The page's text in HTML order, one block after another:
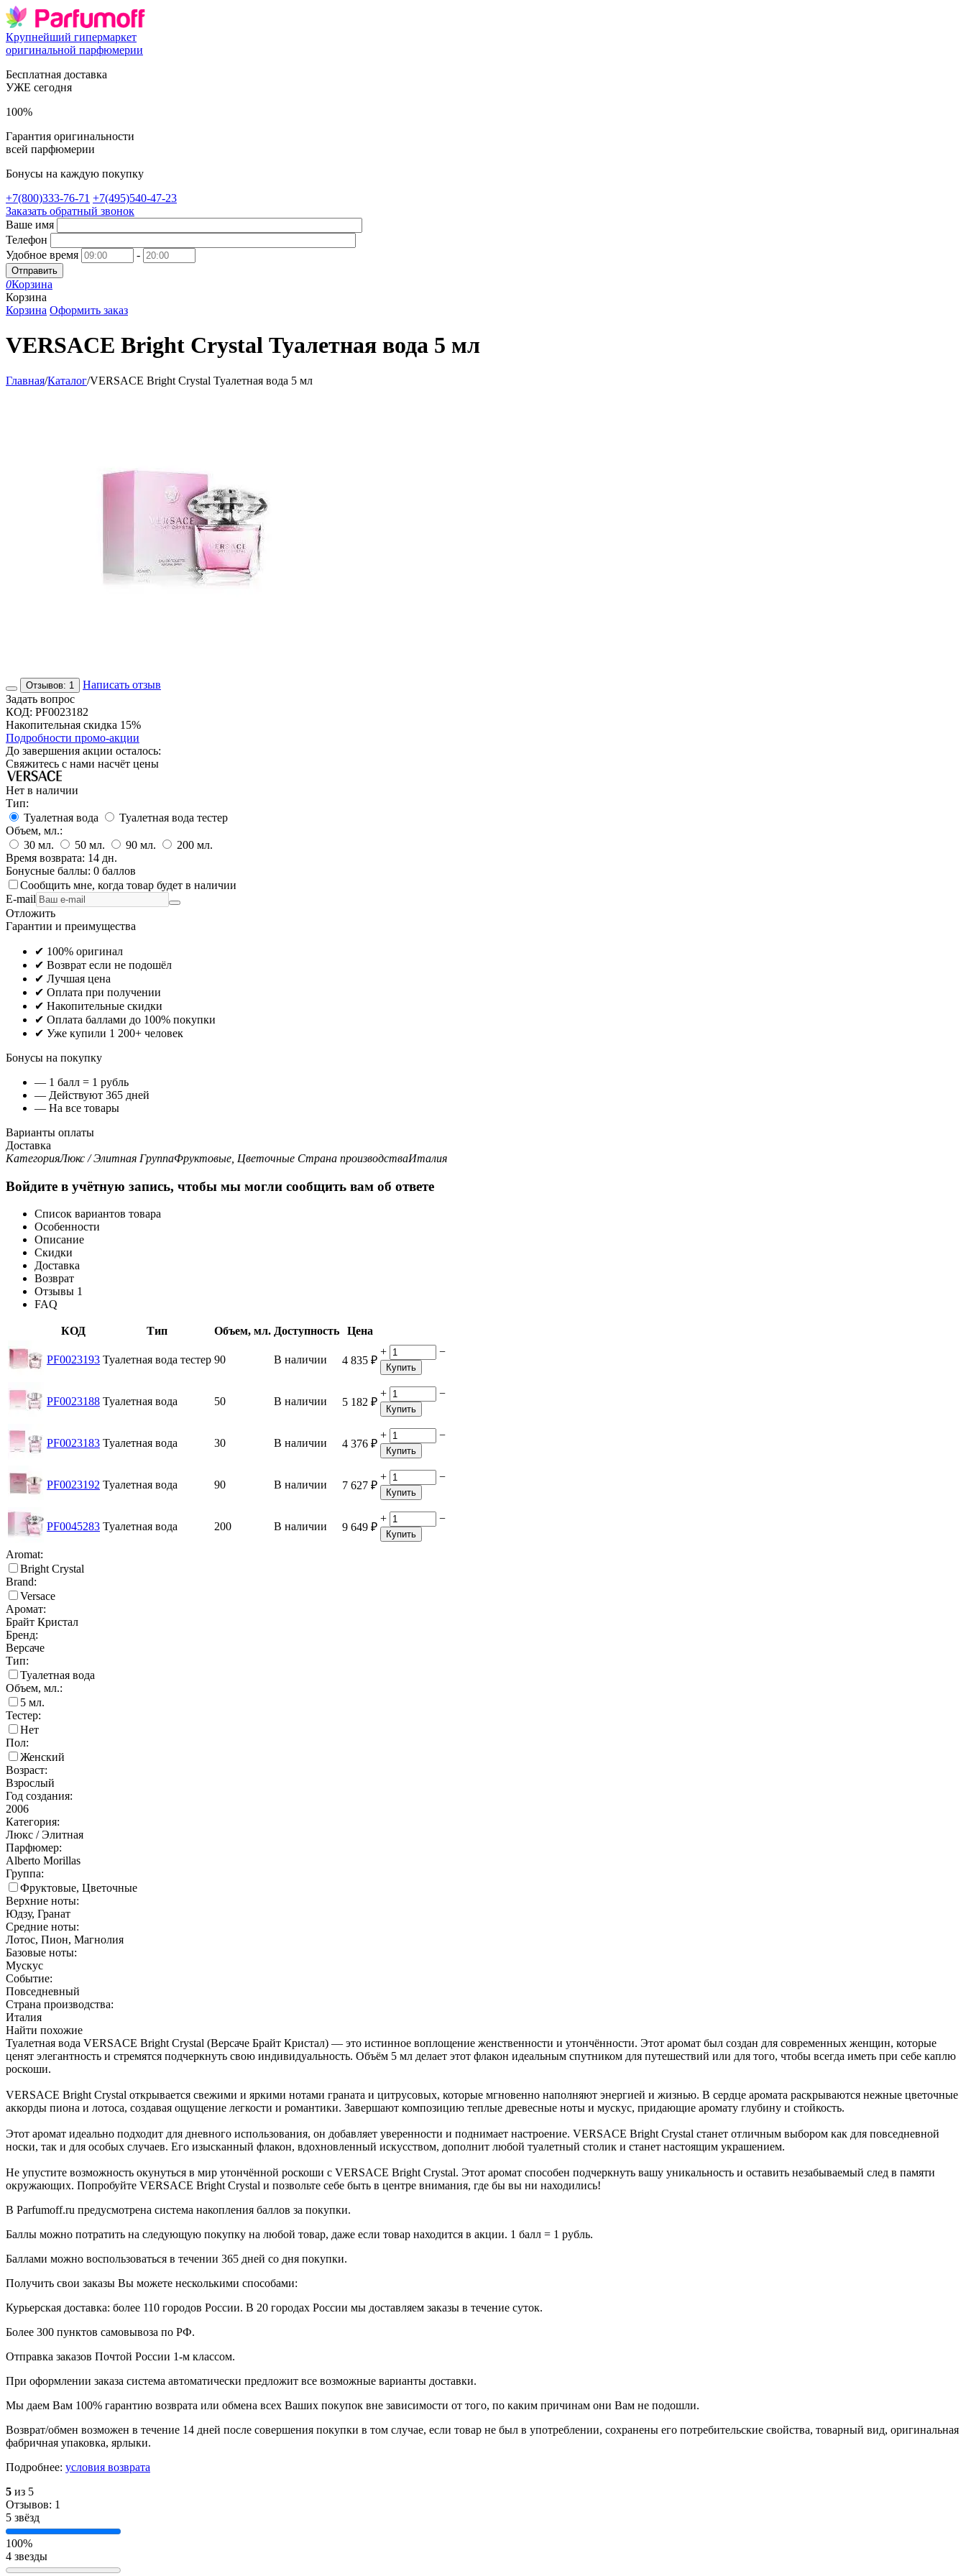
Крупнейший гипермаркет
оригинальной парфюмерии
Бесплатная доставка
УЖЕ сегодня
100%
Гарантия оригинальности
всей парфюмерии
Бонусы на каждую покупку
+7(800)333-76-71 +7(495)540-47-23
Заказать обратный звонок
Ваше имя
Телефон
Удобное время
-
Отправить
0Корзина
Корзина
Корзина Оформить заказ
VERSACE Bright Crystal Туалетная вода 5 мл
Главная/Каталог/VERSACE Bright Crystal Туалетная вода 5 мл
Отзывов: 1
Написать отзыв
Задать вопрос
КОД: PF0023182
Накопительная скидка 15%
Подробности промо-акции
До завершения акции осталось:
Свяжитесь с нами насчёт цены
Нет в наличии
Тип:
Туалетная вода
Туалетная вода тестер
Объем, мл.:
30 мл. 50 мл. 90 мл. 200 мл.
Время возврата: 14 дн.
Бонусные баллы: 0 баллов
Сообщить мне, когда товар будет в наличии
E-mail
Отложить
Гарантии и преимущества
✔ 100% оригинал
✔ Возврат если не подошёл
✔ Лучшая цена
✔ Оплата при получении
✔ Накопительные скидки
✔ Оплата баллами до 100% покупки
✔ Уже купили 1 200+ человек
Бонусы на покупку
— 1 балл = 1 рубль
— Действуют 365 дней
— На все товары
Варианты оплаты
Доставка
КатегорияЛюкс / Элитная ГруппаФруктовые, Цветочные Страна производстваИталия
Войдите в учётную запись, чтобы мы могли сообщить вам об ответе
Список вариантов товара
Особенности
Описание
Скидки
Доставка
Возврат
Отзывы 1
FAQ
КОД Тип Объем, мл. Доступность Цена
PF0023193 Туалетная вода тестер 90 В наличии 4 835 ₽
+ −
Купить
PF0023188 Туалетная вода 50 В наличии 5 182 ₽
+ −
Купить
PF0023183 Туалетная вода 30 В наличии 4 376 ₽
+ −
Купить
PF0023192 Туалетная вода 90 В наличии 7 627 ₽
+ −
Купить
PF0045283 Туалетная вода 200 В наличии 9 649 ₽
+ −
Купить
Aromat:
Bright Crystal
Brand:
Versace
Аромат:
Брайт Кристал
Бренд:
Версаче
Тип:
Туалетная вода
Объем, мл.:
5 мл.
Тестер:
Нет
Пол:
Женский
Возраст:
Взрослый
Год создания:
2006
Категория:
Люкс / Элитная
Парфюмер:
Alberto Morillas
Группа:
Фруктовые, Цветочные
Верхние ноты:
Юдзу, Гранат
Средние ноты:
Лотос, Пион, Магнолия
Базовые ноты:
Мускус
Событие:
Повседневный
Страна производства:
Италия
Найти похожие
Туалетная вода VERSACE Bright Crystal (Версаче Брайт Кристал) — это истинное воплощение женственности и утончённости. Этот аромат был создан для современных женщин, которые
ценят элегантность и стремятся подчеркнуть свою индивидуальность. Объём 5 мл делает этот флакон идеальным спутником для путешествий или для того, чтобы всегда иметь при себе каплю
роскоши.
VERSACE Bright Crystal открывается свежими и яркими нотами граната и цитрусовых, которые мгновенно наполняют энергией и жизнью. В сердце аромата раскрываются нежные цветочные
аккорды пиона и лотоса, создавая ощущение легкости и романтики. Завершают композицию теплые древесные ноты и мускус, придающие аромату глубину и стойкость.
Этот аромат идеально подходит для дневного использования, он добавляет уверенности и поднимает настроение. VERSACE Bright Crystal станет отличным выбором как для повседневной
носки, так и для особых случаев. Его изысканный флакон, вдохновленный искусством, дополнит любой туалетный столик и станет настоящим украшением.
Не упустите возможность окунуться в мир утончённой роскоши с VERSACE Bright Crystal. Этот аромат способен подчеркнуть вашу уникальность и оставить незабываемый след в памяти
окружающих. Попробуйте VERSACE Bright Crystal и позвольте себе быть в центре внимания, где бы вы ни находились!
В Parfumoff.ru предусмотрена система накопления баллов за покупки.
Баллы можно потратить на следующую покупку на любой товар, даже если товар находится в акции. 1 балл = 1 рубль.
Баллами можно воспользоваться в течении 365 дней со дня покупки.
Получить свои заказы Вы можете несколькими способами:
Курьерская доставка: более 110 городов России. В 20 городах России мы доставляем заказы в течение суток.
Более 300 пунктов самовывоза по РФ.
Отправка заказов Почтой России 1-м классом.
При оформлении заказа система автоматически предложит все возможные варианты доставки.
Мы даем Вам 100% гарантию возврата или обмена всех Ваших покупок вне зависимости от того, по каким причинам они Вам не подошли.
Возврат/обмен возможен в течение 14 дней после совершения покупки в том случае, если товар не был в употреблении, сохранены его потребительские свойства, товарный вид, оригинальная
фабричная упаковка, ярлыки.
Подробнее: условия возврата
5 из 5
Отзывов: 1
5 звёзд
100%
4 звезды